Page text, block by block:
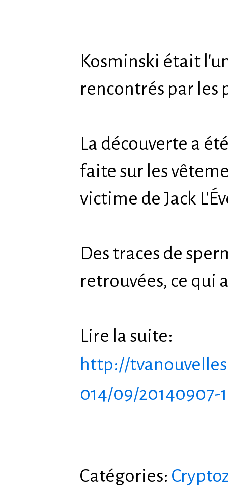
Kosminski était
rencontrés par les
La découverte a
faite sur les
victime de Jack
Des traces de
retrouvées, ce qui
Lire la suite:
http://
014/09/20140907-
Catégories: